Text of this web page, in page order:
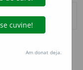
Am donat deja.